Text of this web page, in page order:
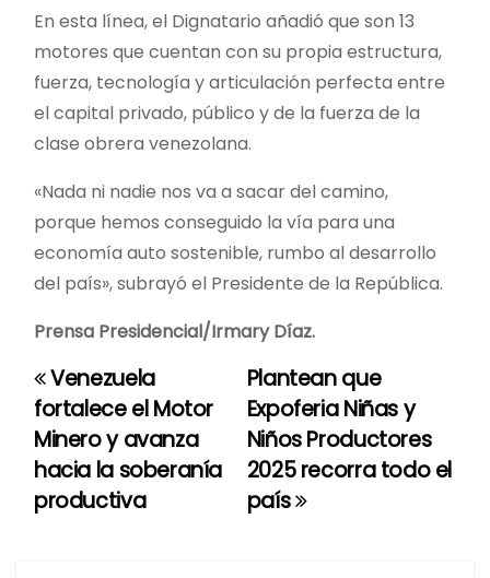
En esta línea, el Dignatario añadió que son 13
motores que cuentan con su propia estructura,
fuerza, tecnología y articulación perfecta entre
el capital privado, público y de la fuerza de la
clase obrera venezolana.
«Nada ni nadie nos va a sacar del camino,
porque hemos conseguido la vía para una
economía auto sostenible, rumbo al desarrollo
del país», subrayó el Presidente de la República.
Prensa Presidencial/Irmary Díaz.
N
a
v
e
Plantean que
Expoferia Niñas y
Niños Productores
2025 recorra todo el
país
Venezuela
fortalece el Motor
Minero y avanza
hacia la soberanía
productiva